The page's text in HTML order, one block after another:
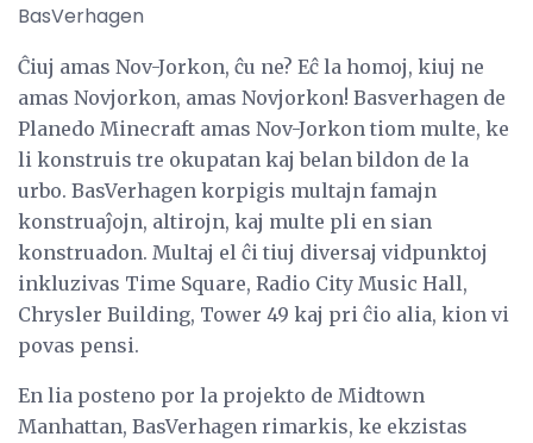
BasVerhagen
Ĉiuj amas Nov-Jorkon, ĉu ne? Eĉ la homoj, kiuj ne
amas Novjorkon, amas Novjorkon! Basverhagen de
Planedo Minecraft amas Nov-Jorkon tiom multe, ke
li konstruis tre okupatan kaj belan bildon de la
urbo. BasVerhagen korpigis multajn famajn
konstruaĵojn, altirojn, kaj multe pli en sian
konstruadon. Multaj el ĉi tiuj diversaj vidpunktoj
inkluzivas Time Square, Radio City Music Hall,
Chrysler Building, Tower 49 kaj pri ĉio alia, kion vi
povas pensi.
En lia posteno por la projekto de Midtown
Manhattan, BasVerhagen rimarkis, ke ekzistas